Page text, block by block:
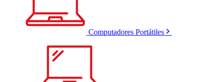
Computadores Portátiles